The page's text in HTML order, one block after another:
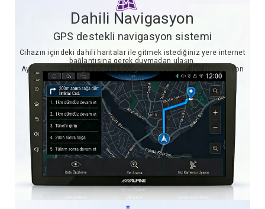
Dahili Navigasyon
GPS destekli navigasyon sistemi
Cihazın içindeki dahili haritalar ile gitmek istediğiniz yere internet
bağlantısına gerek duymadan ulaşın.
Ayrıca internet bağlantısı ile Google Maps ve Yandex Navigasyon
kullanın.